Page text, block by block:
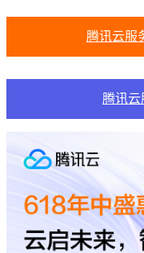
腾讯云服
腾讯